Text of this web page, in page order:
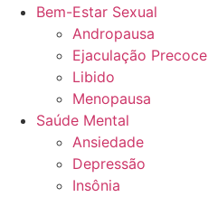
Bem-Estar Sexual
Andropausa
Ejaculação Precoce
Libido
Menopausa
Saúde Mental
Ansiedade
Depressão
Insônia